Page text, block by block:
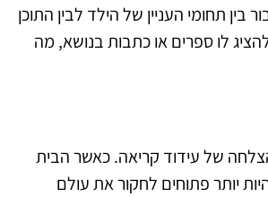
תחומי העניין של הילד לבין התוכן
לו ספרים או כתבות בנושא, מה
של עידוד קריאה. כאשר הבית
יותר פתוחים לחקור את עולם